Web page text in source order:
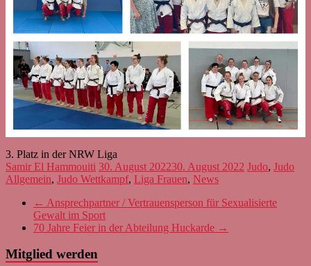
3. Platz in der NRW Liga
Samir El Hammouiti 30. August 202230. August 2022 Judo, Judo
Allgemein, Judo Wettkampf, Liga Frauen, News
← Ansprechpartner / Vertrauensperson für Sexualisierte
Gewalt im Sport
70 Jahre Feier in der Abteilung Huckarde →
Mitglied werden